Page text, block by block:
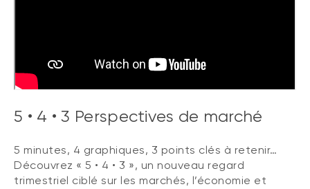
5 • 4 • 3 Perspectives de marché
5 minutes, 4 graphiques, 3 points clés à retenir…
Découvrez « 5 • 4 • 3 », un nouveau regard
trimestriel ciblé sur les marchés, l’économie et